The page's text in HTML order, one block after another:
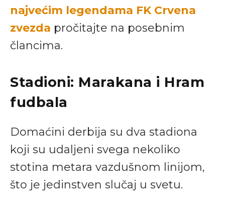
najvećim legendama FK Crvena
zvezda pročitajte na posebnim
člancima.
Stadioni: Marakana i Hram
fudbala
Domaćini derbija su dva stadiona
koji su udaljeni svega nekoliko
stotina metara vazdušnom linijom,
što je jedinstven slučaj u svetu.